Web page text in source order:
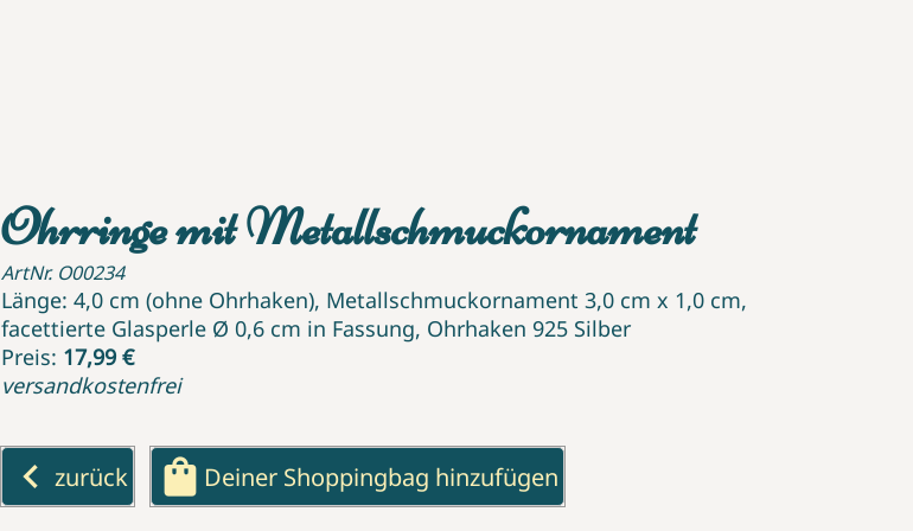
Ohrringe mit Metallschmuckornament
ArtNr. O00234
Länge: 4,0 cm (ohne Ohrhaken), Metallschmuckornament 3,0 cm x 1,0 cm,
facettierte Glasperle Ø 0,6 cm in Fassung, Ohrhaken 925 Silber
Preis: 17,99 €
versandkostenfrei
keyboard_arrow_leftzurück shopping_bag Deiner Shoppingbag hinzufügen